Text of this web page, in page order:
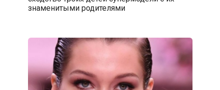
знаменитыми родителями